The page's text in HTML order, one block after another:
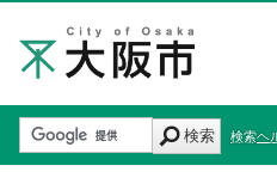
検索 検索ヘ